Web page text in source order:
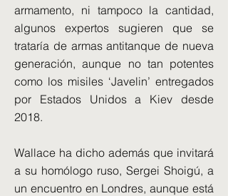
armamento, ni tampoco la cantidad,
algunos expertos sugieren que se
trataría de armas antitanque de nueva
generación, aunque no tan potentes
como los misiles ‘Javelin’ entregados
por Estados Unidos a Kiev desde
2018.
Wallace ha dicho además que invitará
a su homólogo ruso, Sergei Shoigú, a
un encuentro en Londres, aunque está